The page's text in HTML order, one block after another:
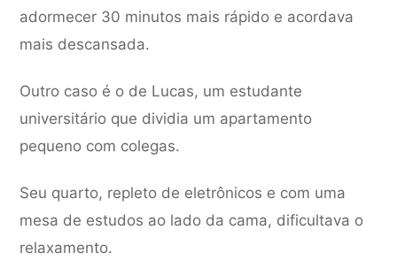
adormecer 30 minutos mais rápido e acordava
mais descansada.
Outro caso é o de Lucas, um estudante
universitário que dividia um apartamento
pequeno com colegas.
Seu quarto, repleto de eletrônicos e com uma
mesa de estudos ao lado da cama, dificultava o
relaxamento.